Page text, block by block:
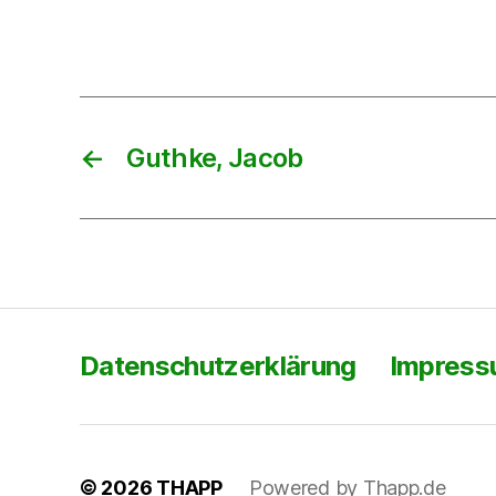
← Guthke, Jacob
Datenschutzerklärung
© 2026 THAPP Powered by Thapp.de